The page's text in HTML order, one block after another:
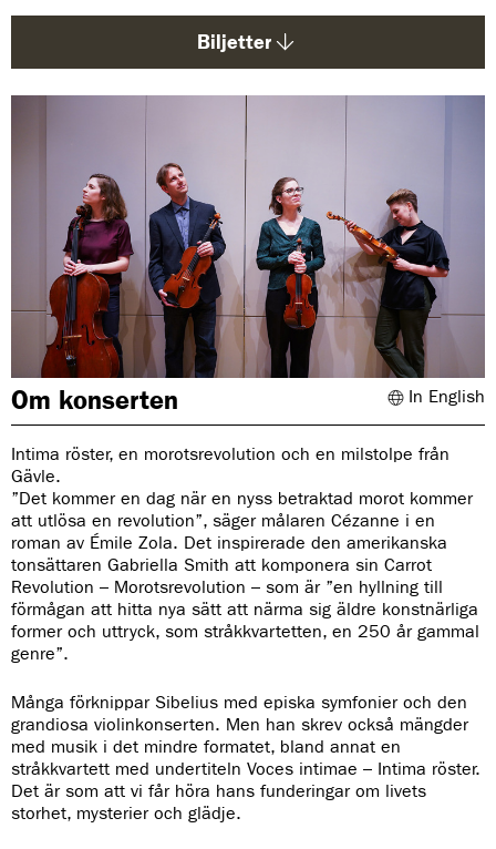
d
Biljetter
Om konserten In English
Intima röster, en morotsrevolution och en milstolpe från
Gävle.
”Det kommer en dag när en nyss betraktad morot kommer
att utlösa en revolution”, säger målaren Cézanne i en
roman av Émile Zola. Det inspirerade den amerikanska
tonsättaren Gabriella Smith att komponera sin Carrot
Revolution – Morotsrevolution – som är ”en hyllning till
förmågan att hitta nya sätt att närma sig äldre konstnärliga
former och uttryck, som stråkkvartetten, en 250 år gammal
genre”.
Många förknippar Sibelius med episka symfonier och den
grandiosa violinkonserten. Men han skrev också mängder
med musik i det mindre formatet, bland annat en
stråkkvartett med undertiteln Voces intimae – Intima röster.
Det är som att vi får höra hans funderingar om livets
storhet, mysterier och glädje.